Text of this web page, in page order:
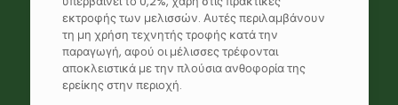
εκτροφής των μελισσών. Αυτές περιλαμβάνουν
τη μη χρήση τεχνητής τροφής κατά την
παραγωγή, αφού οι μέλισσες τρέφονται
αποκλειστικά με την πλούσια ανθοφορία της
ερείκης στην περιοχή.